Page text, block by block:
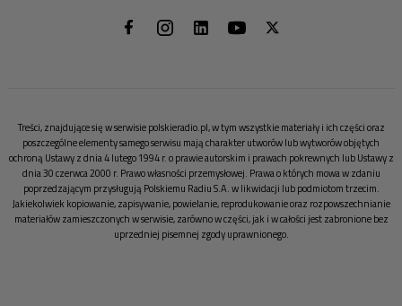
Treści, znajdujące się w serwisie polskieradio.pl, w tym wszystkie materiały i ich części oraz
poszczególne elementy samego serwisu mają charakter utworów lub wytworów objętych
ochroną Ustawy z dnia 4 lutego 1994 r. o prawie autorskim i prawach pokrewnych lub Ustawy z
dnia 30 czerwca 2000 r. Prawo własności przemysłowej. Prawa o których mowa w zdaniu
poprzedzającym przysługują Polskiemu Radiu S.A. w likwidacji lub podmiotom trzecim.
Jakiekolwiek kopiowanie, zapisywanie, powielanie, reprodukowanie oraz rozpowszechnianie
materiałów zamieszczonych w serwisie, zarówno w części, jak i w całości jest zabronione bez
uprzedniej pisemnej zgody uprawnionego.